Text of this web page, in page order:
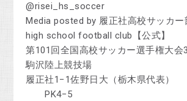
@risei_hs_soccer
Media posted by 履正社高校サッカー
high school football club【公式】
第101回全国高校サッカー選手権大会
駒沢陸上競技場
履正社1−1佐野日大（栃木県代表）
PK4−5